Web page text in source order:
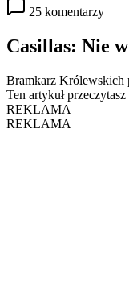
25 komentarzy
Casillas: Nie
Bramkarz Królewskich
Ten artykuł
REKLAMA
REKLAMA